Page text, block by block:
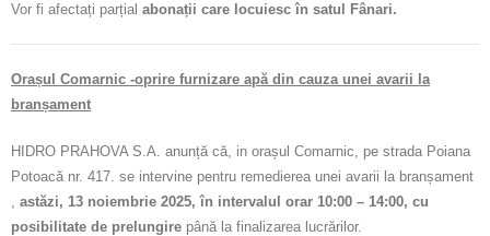
Vor fi afectați parțial abonații care locuiesc în satul Fânari.
Orașul Comarnic -oprire furnizare apă din cauza unei avarii la
branșament
HIDRO PRAHOVA S.A. anunță că, in orașul Comarnic, pe strada Poiana
Potoacă nr. 417. se intervine pentru remedierea unei avarii la branșament
astăzi, 13 noiembrie 2025, în intervalul orar 10:00 – 14:00, cu
posibilitate de prelungire până la finalizarea lucrărilor.